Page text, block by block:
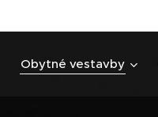
Obytné vestavby